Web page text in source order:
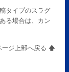
タイプのスラグ
る場合は、カン
ージ上部へ戻る 🡅